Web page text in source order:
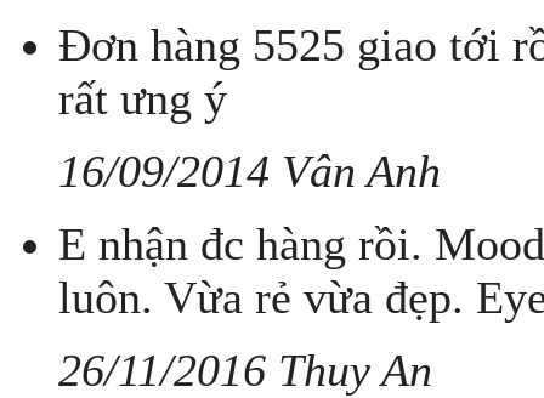
Đơn hàng 5525 giao tới
rất ưng ý
16/09/2014 Vân Anh
E nhận đc hàng rồi.
luôn. Vừa rẻ vừa đẹp.
26/11/2016 Thuy An